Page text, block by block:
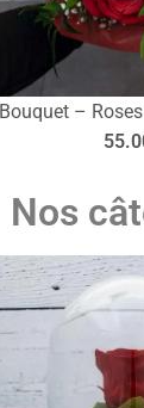
Bouquet –
Nos